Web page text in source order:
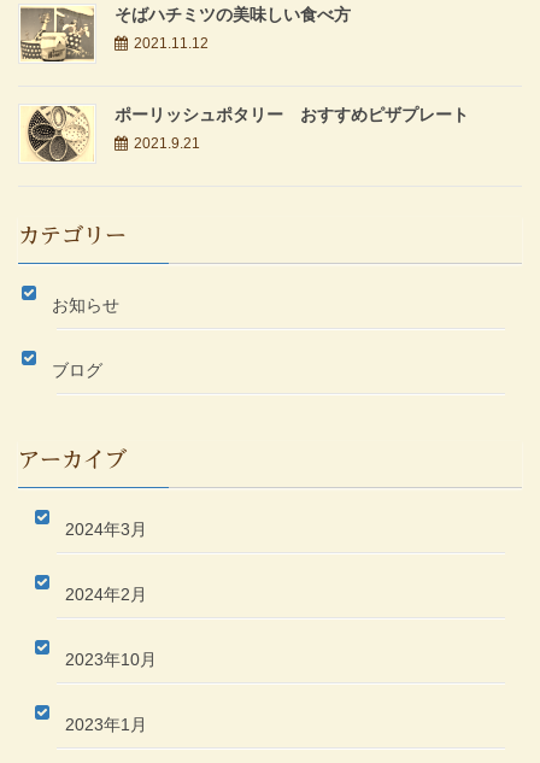
そばハチミツの美味しい食べ方
2021.11.12
ポーリッシュポタリー おすすめピザプレート
2021.9.21
カテゴリー
お知らせ
ブログ
アーカイブ
2024年3月
2024年2月
2023年10月
2023年1月